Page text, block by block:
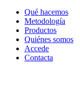
Qué hacemos
Metodología
Productos
Quiénes somos
Accede
Contacta